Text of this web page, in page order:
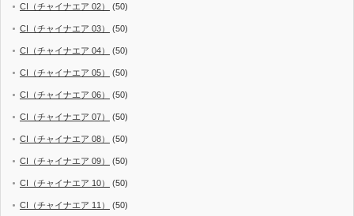
CI（チャイナエア 02） (50)
CI（チャイナエア 03） (50)
CI（チャイナエア 04） (50)
CI（チャイナエア 05） (50)
CI（チャイナエア 06） (50)
CI（チャイナエア 07） (50)
CI（チャイナエア 08） (50)
CI（チャイナエア 09） (50)
CI（チャイナエア 10） (50)
CI（チャイナエア 11） (50)